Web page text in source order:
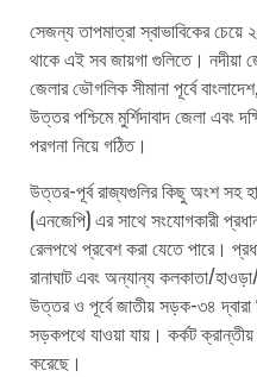
সেজন্য তাপমাত্রা স্বাভাবিকের
থাকে এই সব জায়গা গুলিতে। নদীয়া
জেলার ভৌগলিক সীমানা পূর্বে
উত্তর পশ্চিমে মুর্শিদাবাদ জেলা এবং
পরগনা নিয়ে গঠিত।
উত্তর-পূর্ব রাজ্যগুলির কিছু অংশ সহ
(এনজেপি) এর সাথে সংযোগকারী
রেলপথে প্রবেশ করা যেতে পারে।
রানাঘাট এবং অন্যান্য কলকাতা/
উত্তর ও পূর্বে জাতীয় সড়ক-৩৪
সড়কপথে যাওয়া যায়। কর্কট
করেছে।